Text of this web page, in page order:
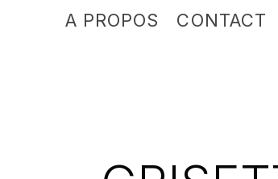
A PROPOS CONTACT